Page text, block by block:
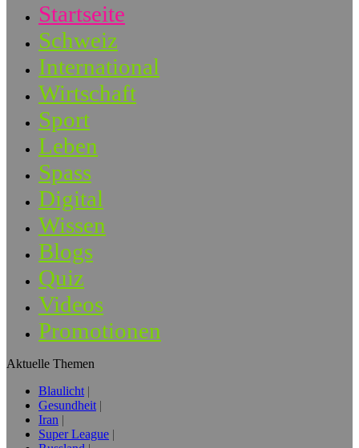
Startseite
Schweiz
International
Wirtschaft
Sport
Leben
Spass
Digital
Wissen
Blogs
Quiz
Videos
Promotionen
Aktuelle Themen
Blaulicht
Gesundheit
Iran
Super League